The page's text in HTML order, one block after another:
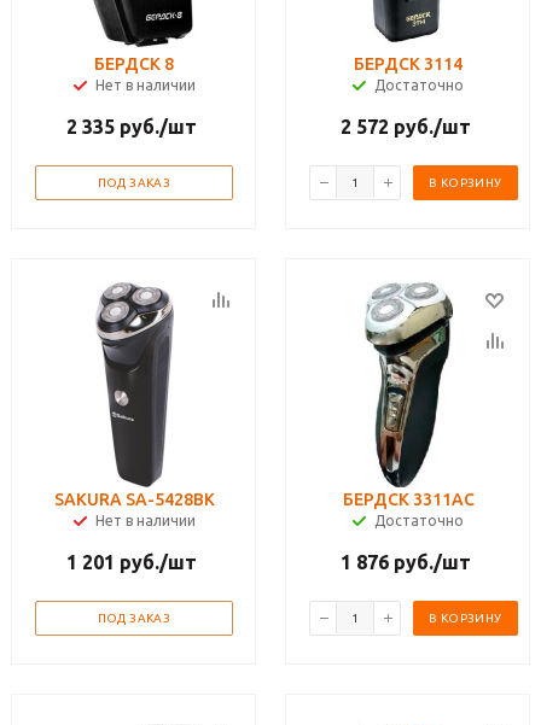
БЕРДСК 8
Нет в наличии
2 335 руб./шт
ПОД ЗАКАЗ
БЕРДСК 3114
Достаточно
2 572 руб./шт
В КОРЗИНУ
SAKURA SA-5428BK
Нет в наличии
1 201 руб./шт
ПОД ЗАКАЗ
БЕРДСК 3311АС
Достаточно
1 876 руб./шт
В КОРЗИНУ